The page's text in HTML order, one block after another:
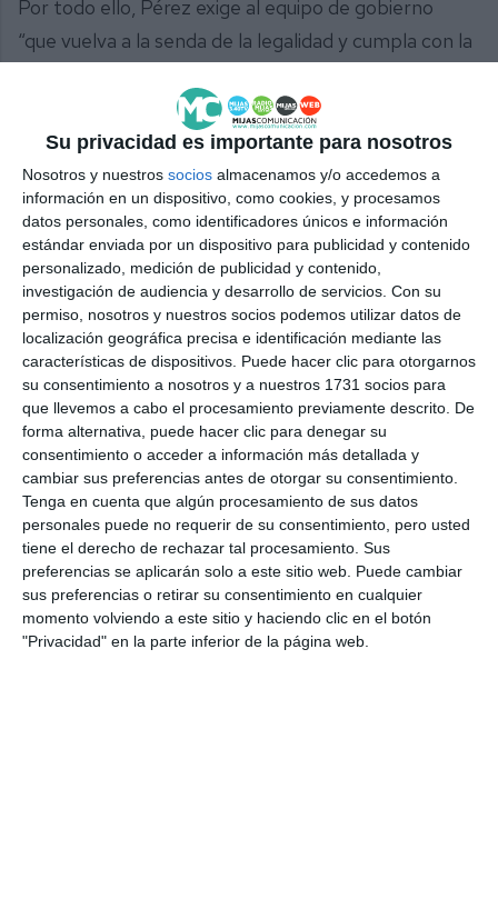
Su privacidad es importante para nosotros
Nosotros y nuestros socios almacenamos y/o accedemos a
información en un dispositivo, como cookies, y procesamos
datos personales, como identificadores únicos e información
estándar enviada por un dispositivo para publicidad y contenido
personalizado, medición de publicidad y contenido,
investigación de audiencia y desarrollo de servicios. Con su
permiso, nosotros y nuestros socios podemos utilizar datos de
localización geográfica precisa e identificación mediante las
características de dispositivos. Puede hacer clic para otorgarnos
su consentimiento a nosotros y a nuestros 1731 socios para
que llevemos a cabo el procesamiento previamente descrito. De
forma alternativa, puede hacer clic para denegar su
consentimiento o acceder a información más detallada y
cambiar sus preferencias antes de otorgar su consentimiento.
Tenga en cuenta que algún procesamiento de sus datos
personales puede no requerir de su consentimiento, pero usted
tiene el derecho de rechazar tal procesamiento. Sus
preferencias se aplicarán solo a este sitio web. Puede cambiar
sus preferencias o retirar su consentimiento en cualquier
momento volviendo a este sitio y haciendo clic en el botón
"Privacidad" en la parte inferior de la página web.
Por todo ello, Pérez exige al equipo de gobierno
“que vuelva a la senda de la legalidad y cumpla con la
Comparte esta noticia desde el siguiente enlace:
https://mijascom.com/?a=36021
PSOE PARTIDOS POLÍTICA